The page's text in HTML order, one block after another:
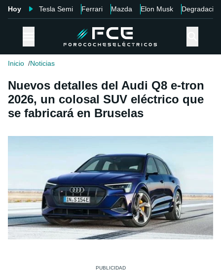
Hoy Tesla Semi Ferrari Mazda Elon Musk Degradación
Inicio Noticias
Nuevos detalles del Audi Q8 e-tron
2026, un colosal SUV eléctrico que
se fabricará en Bruselas